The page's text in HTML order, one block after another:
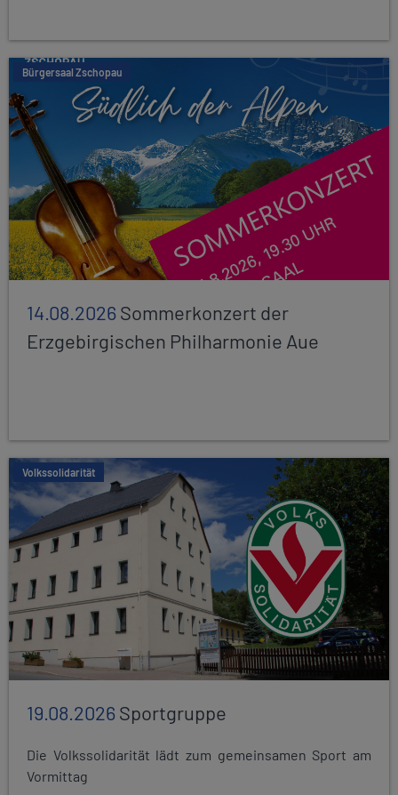
Bürgersaal Zschopau
14.08.2026Sommerkonzert der
Erzgebirgischen Philharmonie Aue
Volkssolidarität
19.08.2026Sportgruppe
Die Volkssolidarität lädt zum gemeinsamen Sport am
Vormittag